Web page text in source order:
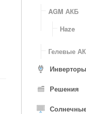
AGM АКБ
Haze
Гелевые
Инверторы
Решения